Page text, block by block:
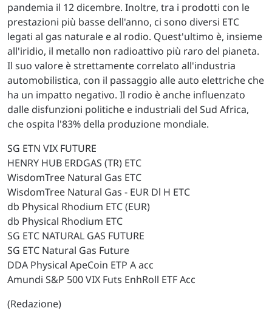
pandemia il 12 dicembre. Inoltre, tra i prodotti con le
prestazioni più basse dell'anno, ci sono diversi ETC
legati al gas naturale e al rodio. Quest'ultimo è, insieme
all'iridio, il metallo non radioattivo più raro del pianeta.
Il suo valore è strettamente correlato all'industria
automobilistica, con il passaggio alle auto elettriche che
ha un impatto negativo. Il rodio è anche influenzato
dalle disfunzioni politiche e industriali del Sud Africa,
che ospita l'83% della produzione mondiale.
SG ETN VIX FUTURE
HENRY HUB ERDGAS (TR) ETC
WisdomTree Natural Gas ETC
WisdomTree Natural Gas - EUR Dl H ETC
db Physical Rhodium ETC (EUR)
db Physical Rhodium ETC
SG ETC NATURAL GAS FUTURE
SG ETC Natural Gas Future
DDA Physical ApeCoin ETP A acc
Amundi S&P 500 VIX Futs EnhRoll ETF Acc
(Redazione)